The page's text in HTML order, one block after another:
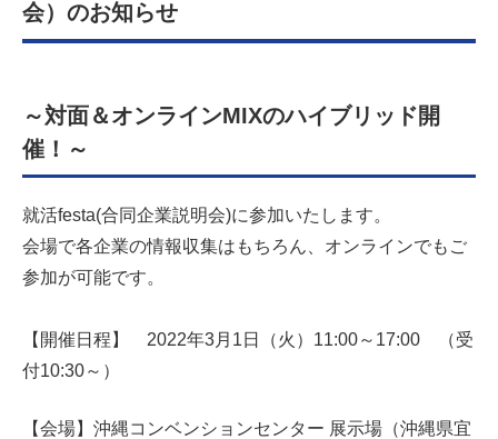
会）のお知らせ
～対面＆オンラインMIXのハイブリッド開
催！～
就活festa(合同企業説明会)に参加いたします。
会場で各企業の情報収集はもちろん、オンラインでもご
参加が可能です。
【開催日程】 2022年3月1日（火）11:00～17:00 （受
付10:30～）
【会場】沖縄コンベンションセンター 展示場（沖縄県宜